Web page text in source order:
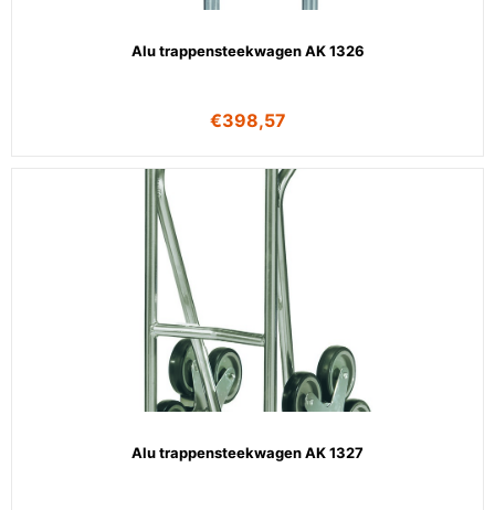
Alu trappensteekwagen AK 1326
€398,57
Alu trappensteekwagen AK 1327